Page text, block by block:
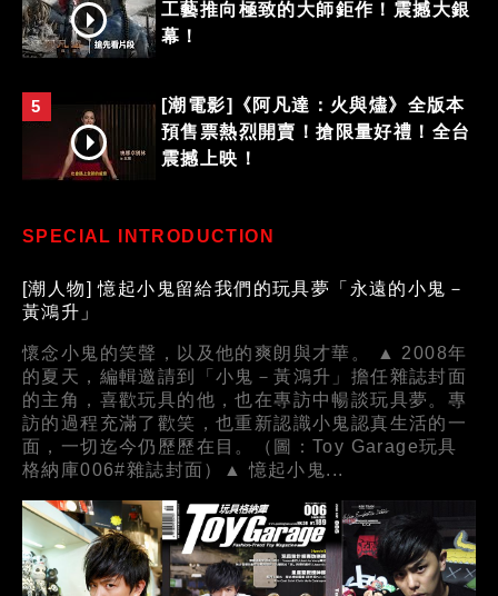
工藝推向極致的大師鉅作！震撼大銀
幕！
5
[潮電影]《阿凡達：火與燼》全版本
預售票熱烈開賣！搶限量好禮！全台
震撼上映！
SPECIAL INTRODUCTION
[潮人物] 憶起小鬼留給我們的玩具夢「永遠的小鬼－
黃鴻升」
懷念小鬼的笑聲，以及他的爽朗與才華。 ▲ 2008年
的夏天，編輯邀請到「小鬼－黃鴻升」擔任雜誌封面
的主角，喜歡玩具的他，也在專訪中暢談玩具夢。專
訪的過程充滿了歡笑，也重新認識小鬼認真生活的一
面，一切迄今仍歷歷在目。（圖：Toy Garage玩具
格納庫006#雜誌封面）▲ 憶起小鬼...